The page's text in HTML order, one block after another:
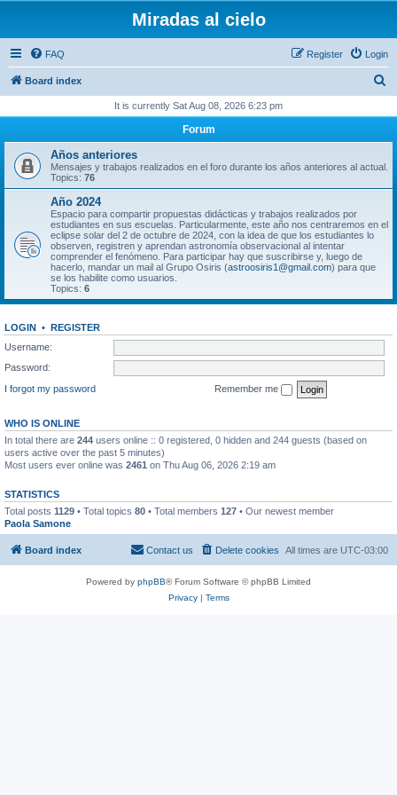
Miradas al cielo
FAQ Login
Register
Board index
r
h
It is currently Sat Aug 08, 2026 6:23 pm
Forum
Años anteriores
Mensajes y trabajos realizados en el foro durante los años anteriores al actual.
Topics: 76
Año 2024
Espacio para compartir propuestas didácticas y trabajos realizados por
estudiantes en sus escuelas. Particularmente, este año nos centraremos en el
eclipse solar del 2 de octubre de 2024, con la idea de que los estudiantes lo
observen, registren y aprendan astronomía observacional al intentar
comprender el fenómeno. Para participar hay que suscribirse y, luego de
hacerlo, mandar un mail al Grupo Osiris (astroosiris1@gmail.com) para que
se los habilite como usuarios.
Topics: 6
LOGIN • REGISTER
Username:
Password:
I forgot my password
Remember me
WHO IS ONLINE
In total there are 244 users online :: 0 registered, 0 hidden and 244 guests (based on
users active over the past 5 minutes)
Most users ever online was 2461 on Thu Aug 06, 2026 2:19 am
STATISTICS
Total posts 1129 • Total topics 80 • Total members 127 • Our newest member
Paola Samone
Board index All times are UTC-03:00
Delete cookies
Contact us
Powered by phpBB® Forum Software © phpBB Limited
Privacy| Terms